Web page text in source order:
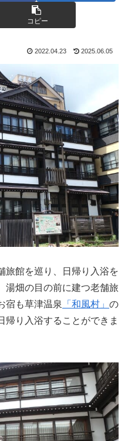
コピー
2022.04.23 2025.06.05
旅館を巡り、日帰り入浴を
湯畑の目の前に建つ老舗旅
宿も草津温泉
「和風村」 の
帰り入浴することができま